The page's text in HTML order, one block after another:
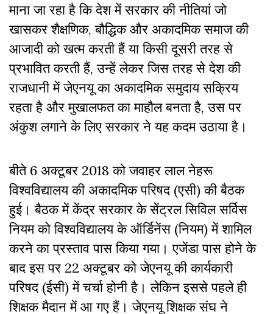
माना जा रहा है कि देश में सरकार की नीतियां जो
खासकर शैक्षणिक, बौद्धिक और अकादमिक समाज की
आजादी को खत्म करती हैं या किसी दूसरी तरह से
प्रभावित करती हैं, उन्हें लेकर जिस तरह से देश की
राजधानी में जेएनयू का अकादमिक समुदाय सक्रिय
रहता है और मुखालफत का माहौल बनता है, उस पर
अंकुश लगाने के लिए सरकार ने यह कदम उठाया है।
बीते 6 अक्टूबर 2018 को जवाहर लाल नेहरू
विश्वविद्यालय की अकादमिक परिषद (एसी) की बैठक
हुई। बैठक में केंद्र सरकार के सेंट्रल सिविल सर्विस
नियम को विश्वविद्यालय के ऑर्डिनेंस (नियम) में शामिल
करने का प्रस्ताव पास किया गया। एजेंडा पास होने के
बाद इस पर 22 अक्टूबर को जेएनयू की कार्यकारी
परिषद (ईसी) में चर्चा होनी है। लेकिन इससे पहले ही
शिक्षक मैदान में आ गए हैं। जेएनयू शिक्षक संघ ने